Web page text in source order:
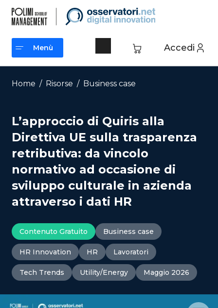
contenuto
Accedi
Menù
Menù
Home / Risorse / Business case
L’approccio di Quiris alla
Direttiva UE sulla trasparenza
retributiva: da vincolo
normativo ad occasione di
sviluppo culturale in azienda
attraverso i dati HR
Contenuto Gratuito Business case
HR Innovation HR Lavoratori
Tech Trends Utility/Energy Maggio 2026